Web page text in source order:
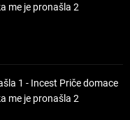
me je pronašla 2
1 - Incest Priče domace
me je pronašla 2